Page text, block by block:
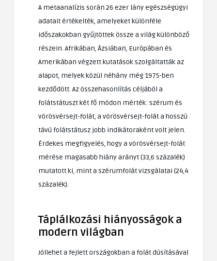
A metaanalízis során 26 ezer lány egészségügyi
adatait értékelték, amelyeket különféle
időszakokban gyűjtöttek össze a világ különböző
részein. Afrikában, Ázsiában, Európában és
Amerikában végzett kutatások szolgáltatták az
alapot, melyek közül néhány még 1975-ben
kezdődött. Az összehasonlítás céljából a
folátstátuszt két fő módon mérték: szérum és
vörösvérsejt-folát, a vörösvérsejt-folát a hosszú
távú folátstátusz jobb indikátoraként volt jelen.
Érdekes megfigyelés, hogy a vörösvérsejt-folát
mérése magasabb hiány arányt (33,6 százalék)
mutatott ki, mint a szérumfolát vizsgálatai (24,4
százalék).
Táplálkozási hiányosságok a
modern világban
Jóllehet a fejlett országokban a folát dúsításával